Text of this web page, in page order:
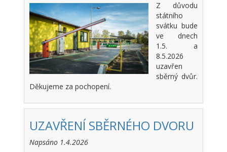
Z důvodu
státního
svátku bude
ve dnech
1.5. a
8.5.2026
uzavřen
sběrný dvůr.
Děkujeme za pochopení.
UZAVŘENÍ SBĚRNÉHO DVORU
Napsáno 1.4.2026